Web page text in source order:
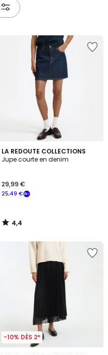
LA REDOUTE COLLECTIONS
Jupe courte en denim
25,49 €
29,99 €
4,4
/ 5
4,4
/
-10% DÈS 2*